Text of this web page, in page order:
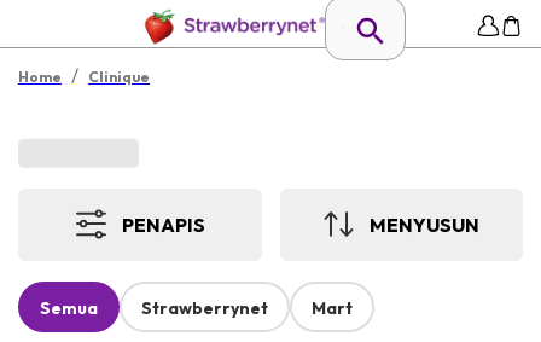
Home / Clinique
PENAPIS MENYUSUN
Semua Strawberrynet Mart